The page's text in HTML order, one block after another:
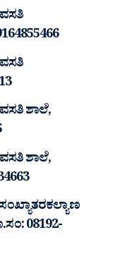
ಶಾಲೆ,
ಶಾಲೆ,
08192-